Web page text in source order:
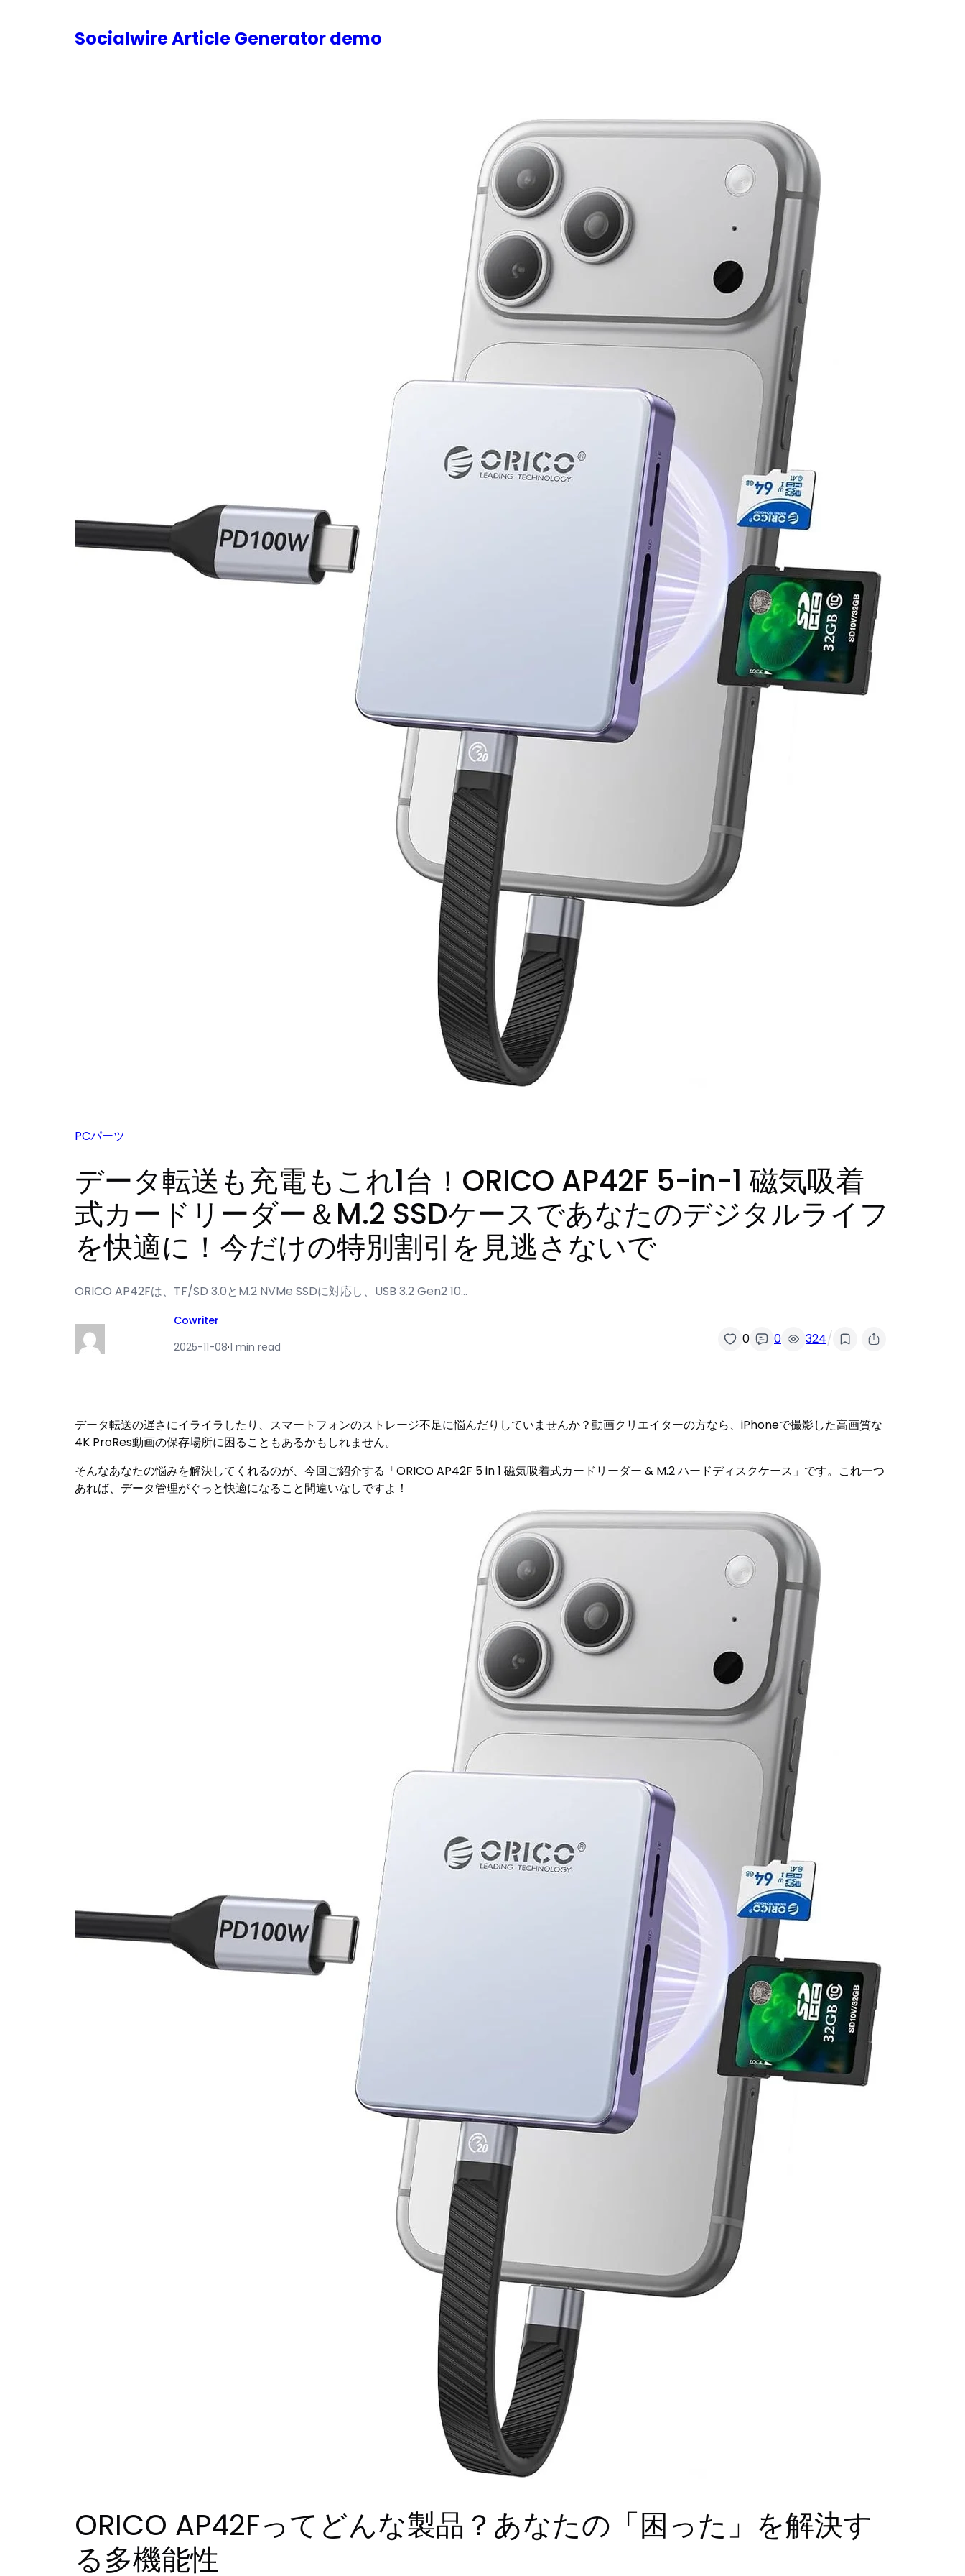
Socialwire Article Generator demo
PCパーツ
データ転送も充電もこれ1台！ORICO AP42F 5-in-1 磁気吸着
式カードリーダー＆M.2 SSDケースであなたのデジタルライフ
を快適に！今だけの特別割引を見逃さないで
ORICO AP42Fは、TF/SD 3.0とM.2 NVMe SSDに対応し、USB 3.2 Gen2 10…
Cowriter
2025-11-08·1 min read 0 0 324/
データ転送の遅さにイライラしたり、スマートフォンのストレージ不足に悩んだりしていませんか？動画クリエイターの方なら、iPhoneで撮影した高画質な
4K ProRes動画の保存場所に困ることもあるかもしれません。
そんなあなたの悩みを解決してくれるのが、今回ご紹介する「ORICO AP42F 5 in 1 磁気吸着式カードリーダー & M.2 ハードディスクケース」です。これ一つ
あれば、データ管理がぐっと快適になること間違いなしですよ！
ORICO AP42Fってどんな製品？あなたの「困った」を解決す
る多機能性